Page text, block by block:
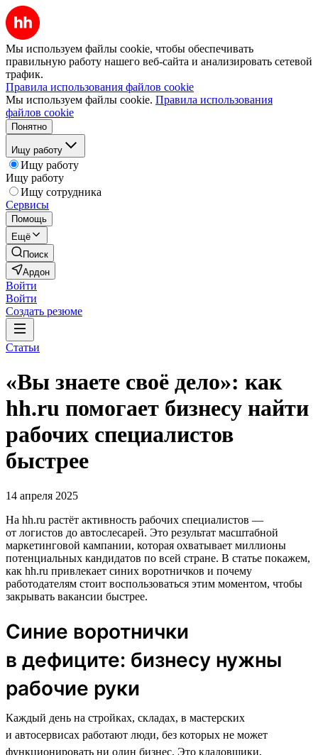
Мы используем файлы cookie, чтобы обеспечивать
правильную работу нашего веб-сайта и анализировать сетевой
трафик.
Правила использования файлов cookie
Мы используем файлы cookie. Правила использования
файлов cookie
Понятно
Ищу работу
Ищу работу
Ищу работу
Ищу сотрудника
Сервисы
Помощь
Ещё
Поиск
Ардон
Войти
Войти
Создать резюме
Статьи
«Вы знаете своё дело»: как
hh.ru помогает бизнесу найти
рабочих специалистов
быстрее
14 апреля 2025
На hh.ru растёт активность рабочих специалистов —
от логистов до автослесарей. Это результат масштабной
маркетинговой кампании, которая охватывает миллионы
потенциальных кандидатов по всей стране. В статье покажем,
как hh.ru привлекает синих воротничков и почему
работодателям стоит воспользоваться этим моментом, чтобы
закрывать вакансии быстрее.
Синие воротнички
в дефиците: бизнесу нужны
рабочие руки
Каждый день на стройках, складах, в мастерских
и автосервисах работают люди, без которых не может
функционировать ни один бизнес. Это кладовщики,